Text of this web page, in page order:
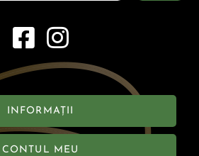
INFORMAȚII
CONTUL MEU